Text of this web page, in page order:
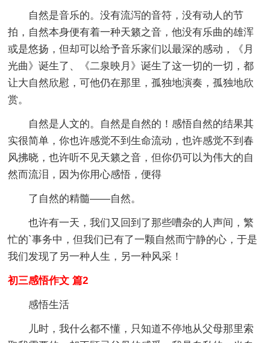
自然是音乐的。没有流泻的音符，没有动人的节
拍，自然本身便有着一种天籁之音，他没有乐曲的雄浑
或是悠扬，但却可以给予音乐家们以最深的感动，《月
光曲》诞生了、《二泉映月》诞生了这一切的一切，都
让大自然欣慰，可他仍在那里，孤独地演奏，孤独地欣
赏。
自然是人文的。自然是自然的！感悟自然的结果其
实很简单，你也许感觉不到生命流动，也许感觉不到春
风拂晓，也许听不见天籁之音，但你仍可以为伟大的自
然而流泪，因为你用心感悟，便得
了自然的精髓——自然。
也许有一天，我们又回到了那些嘈杂的人声间，繁
忙的`事务中，但我们已有了一颗自然而宁静的心，于是
我们发现了另一种人生，另一种风采！
初三感悟作文 篇2
感悟生活
儿时，我什么都不懂，只知道不停地从父母那里索